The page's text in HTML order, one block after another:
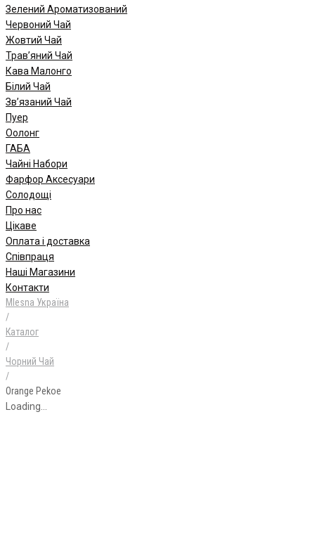
Зелений Ароматизований
Червоний Чай
Жовтий Чай
Трав’яний Чай
Кава Малонго
Білий Чай
Зв’язаний Чай
Пуер
Oолонг
ГАБА
Чайні Набори
Фарфор Аксесуари
Солодощі
Про нас
Цікаве
Оплата і доставка
Співпраця
Наші Магазини
Контакти
Mlesna Україна
/
Каталог
/
Чорний Чай
/
Orange Pekoe
Loading...